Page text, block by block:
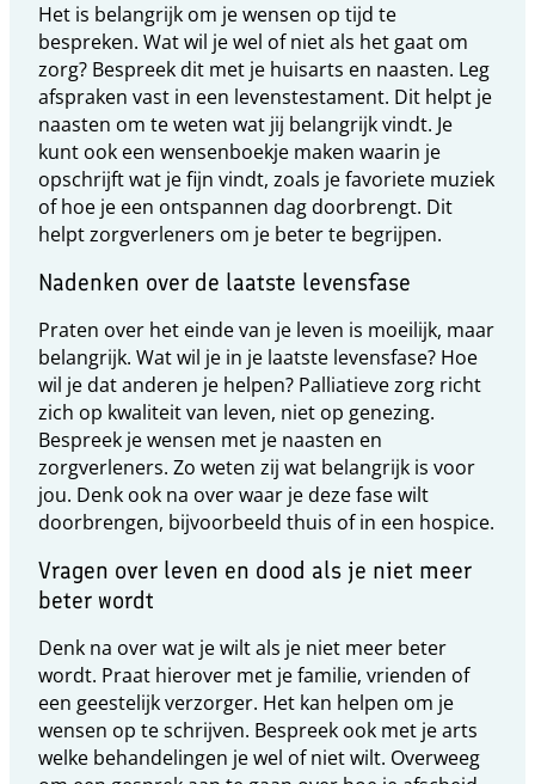
Het is belangrijk om je wensen op tijd te
bespreken. Wat wil je wel of niet als het gaat om
zorg? Bespreek dit met je huisarts en naasten. Leg
afspraken vast in een levenstestament. Dit helpt je
naasten om te weten wat jij belangrijk vindt. Je
kunt ook een wensenboekje maken waarin je
opschrijft wat je fijn vindt, zoals je favoriete muziek
of hoe je een ontspannen dag doorbrengt. Dit
helpt zorgverleners om je beter te begrijpen.
Nadenken over de laatste levensfase
Praten over het einde van je leven is moeilijk, maar
belangrijk. Wat wil je in je laatste levensfase? Hoe
wil je dat anderen je helpen? Palliatieve zorg richt
zich op kwaliteit van leven, niet op genezing.
Bespreek je wensen met je naasten en
zorgverleners. Zo weten zij wat belangrijk is voor
jou. Denk ook na over waar je deze fase wilt
doorbrengen, bijvoorbeeld thuis of in een hospice.
Vragen over leven en dood als je niet meer
beter wordt
Denk na over wat je wilt als je niet meer beter
wordt. Praat hierover met je familie, vrienden of
een geestelijk verzorger. Het kan helpen om je
wensen op te schrijven. Bespreek ook met je arts
welke behandelingen je wel of niet wilt. Overweeg